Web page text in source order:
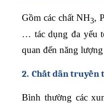
Gồm các chất NH3,
… tác dụng đa yếu
quan đến năng
2. Chất dẫn truyền
Bình thường các